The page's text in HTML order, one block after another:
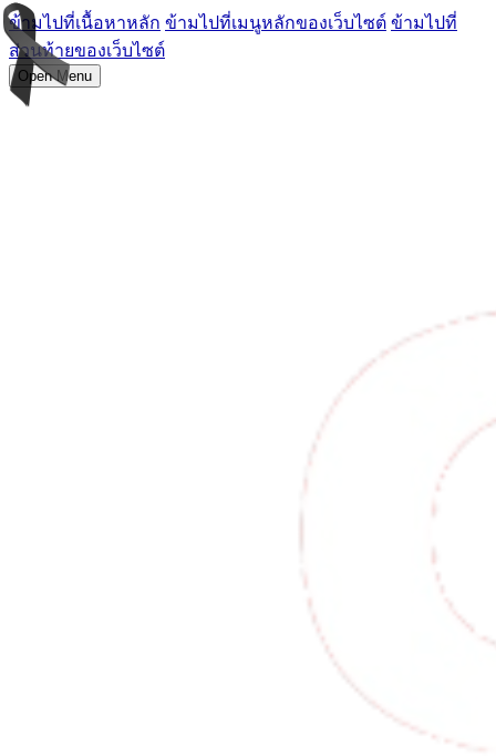
ข้ามไปที่เนื้อหาหลัก ข้ามไปที่เมนูหลักของเว็บไซต์ ข้ามไปที่
ส่วนท้ายของเว็บไซต์
Open Menu